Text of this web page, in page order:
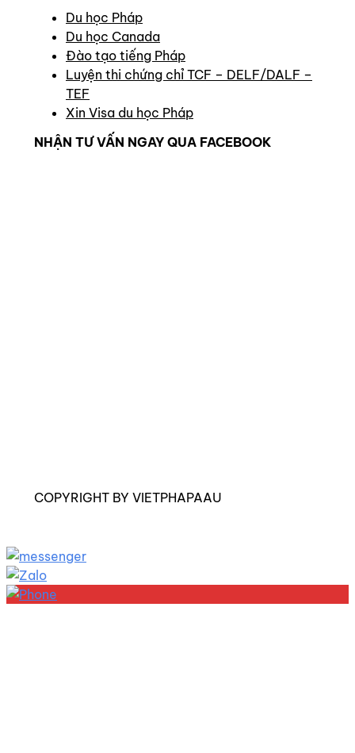
Du học Pháp
Du học Canada
Đào tạo tiếng Pháp
Luyện thi chứng chỉ TCF – DELF/DALF –
TEF
Xin Visa du học Pháp
NHẬN TƯ VẤN NGAY QUA FACEBOOK
COPYRIGHT BY VIETPHAPAAU